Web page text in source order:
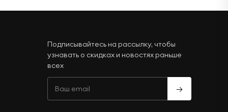
Подписывайтесь на рассылку, чтобы
узнавать о скидках и новостях раньше
всех
→